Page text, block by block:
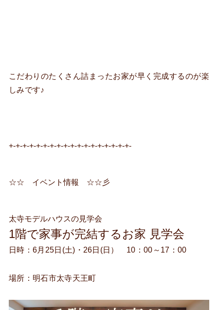
こだわりのたくさん詰まったお家が早く完成するのが楽
しみです♪
+-+-+-+-+-+-+-+-+-+-+-+-+-+-+-+-+-+-
☆☆ イベント情報 ☆☆彡
太寺モデルハウスの見学会
1階で家事が完結するお家 見学会
日時：6月25日(土)・26日(日） 10：00～17：00
場所：明石市太寺天王町